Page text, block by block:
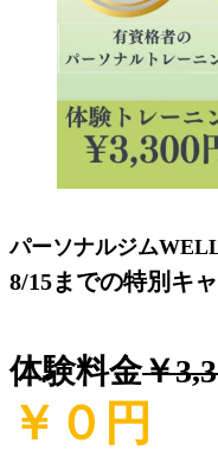
パーソナルジム
8/15までの特別キ
体験料金￥
￥０ 円